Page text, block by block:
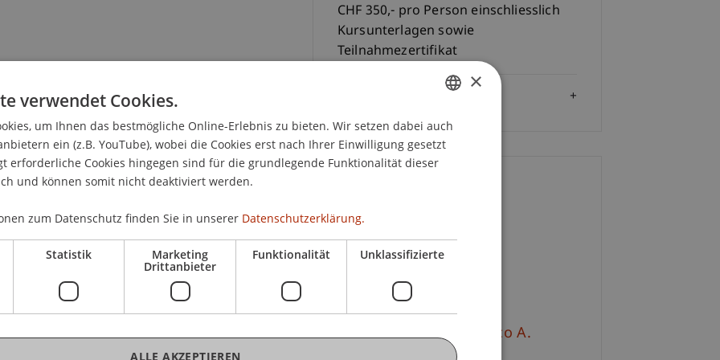
Trustrecht
Rechtsanwältinnen und Rechtsanwälte
wachsen ständig. Daher ist eine fundierte und
liechtensteinischen Rechtsmaterie für
Arbeitsumfeld unerlässlich.
liechtensteinischen Verwaltungs- und
Wichtigkeit, eine Weiterbildung in diesen
beschränkt auf Literatur und Rechtsprechung
werden kann.
CHF 350,- pro Person einschliesslich
Kursunterlagen sowie
Teilnahmezertifikat
PaulinaBracher MSc
+423 265 13 32
E-Mail
Univ.-Prof. Dr. Francesco A.
GERMAN
ENGLISH
×
verwendet Cookies.
um Ihnen das bestmögliche Online-Erlebnis zu bieten. Wir setzen dabei auch
ein (z.B. YouTube), wobei die Cookies erst nach Ihrer Einwilligung gesetzt
erforderliche Cookies hingegen sind für die grundlegende Funktionalität dieser
und können somit nicht deaktiviert werden.
zum Datenschutz finden Sie in unserer Datenschutzerklärung.
Statistik Marketing
Drittanbieter
Funktionalität Unklassifizierte
ALLE AKZEPTIEREN